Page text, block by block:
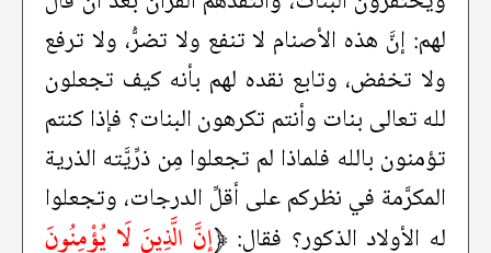
لهم: إنَّ هذه الأصنام لا تنفع ولا تضرُّ، ولا ترفع
ولا تخفض، وتابع نقده لهم بأنه كيف تجعلون
لله تعالى بنات وأنتم تكرهون البنات؟ فإذا كنتم
تؤمنون بالله فلماذا لم تجعلوا مِن ذرِّيَّته الذرية
المكرَّمة في نظركم على أقلِّ الدرجات، وتجعلوا
له الأولاد الذكور؟ فقال: ﴿إِنَّ الَّذِينَ لَا يُؤْمِنُونَ